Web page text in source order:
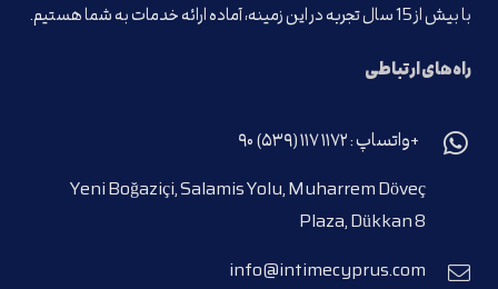
با بیش از 15 سال تجربه در این زمینه، آماده ارائه خدمات به شما هستیم.
راه‌های ارتباطی
+واتساپ : ۱۱۷۲ ۱۱۷ (۵۳۹) ۹۰
Yeni Boğaziçi, Salamis Yolu, Muharrem Döveç
Plaza, Dükkan 8
info@intimecyprus.com